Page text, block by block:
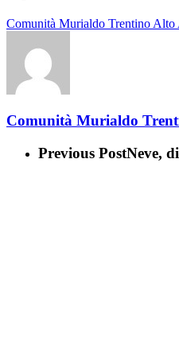
Comunità Murialdo Trentino Alto
Comunità Murialdo
Previous PostNeve,